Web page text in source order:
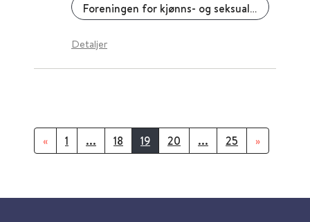
Foreningen for kjønns- og seksualitetsmangfold (fri.)
Detaljer
« 1 ... 18 19 20 ... 25 »